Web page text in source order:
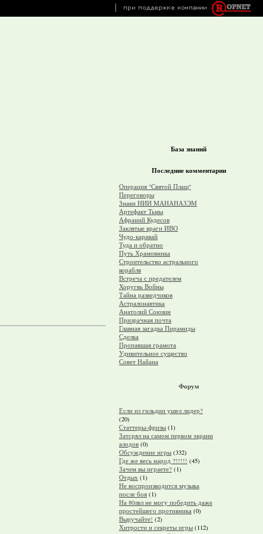
База знаний
Последние комментарии
Операция "Святой Плащ"
Переговоры
Знаки НИИ МАНАНАЗЭМ
Артефакт Тьмы
Афраний Кудесов
Заклятые враги ИВО
Чудо-каравай
Туда и обратно
Путь Храмовника
Строительство астрального
корабля
Встреча с предателем
Хоругвь Войны
Тайна разведчиков
Астралонавтика
Анатолий Союзин
Призрачная почта
Главная загадка Пирамиды
Сделка
Пропавшая грамота
Удивительное существо
Совет Найана
Форум
Если из гильдии ушел лидер?
(20)
Статтеры-фризы (1)
Затсрял на самом первом экранн
алодов (0)
Обсуждение игры (332)
Где же весь народ ?!!!!! (45)
Зачем вы играете? (1)
Отдых (1)
Не воспроизводится музыка
после боя (1)
На 80лвл не могу победить даже
простейшего противника (0)
Выручайте! (2)
Хитрости и секреты игры (112)